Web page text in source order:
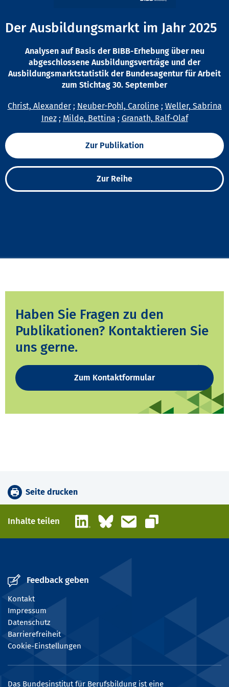
Der Ausbildungsmarkt im Jahr 2025
Analysen auf Basis der BIBB-Erhebung über neu
abgeschlossene Ausbildungsverträge und der
Ausbildungsmarktstatistik der Bundesagentur für Arbeit
zum Stichtag 30. September
Christ, Alexander; Neuber-Pohl, Caroline ; Weller, Sabrina
Inez; Milde, Bettina ; Granath, Ralf-Olaf
Zur Publikation
Zur Reihe
Haben Sie Fragen zu den
Publikationen? Kontaktieren Sie
uns gerne.
Zum Kontaktformular
Seite drucken
Inhalte teilen LinkedInBlueskyE-Mail
Link kopieren
Feedback geben
Kontakt
Impressum
Datenschutz
Barrierefreiheit
Cookie-Einstellungen
Das Bundesinstitut für Berufsbildung ist eine